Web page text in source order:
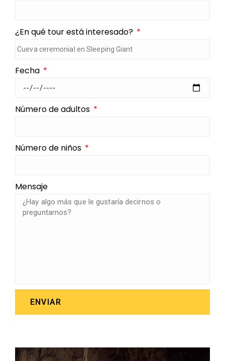
¿En qué tour está interesado?
Fecha
Número de adultos
Número de niños
Mensaje
ENVIAR